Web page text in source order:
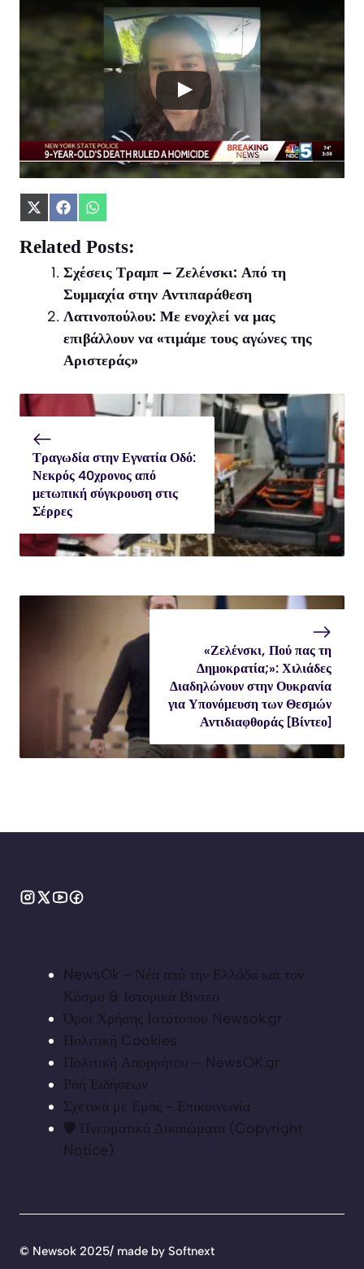
Share
X
(Twitter)
Share
Facebook
Share
WhatsApp
Related Posts:
Σχέσεις Τραμπ – Ζελένσκι: Από τη
Συμμαχία στην Αντιπαράθεση
Λατινοπούλου: Με ενοχλεί να μας
επιβάλλουν να «τιμάμε τους αγώνες της
Αριστεράς»
Τραγωδία στην Εγνατία Οδό:
Νεκρός 40χρονος από
μετωπική σύγκρουση στις
Σέρρες
«Ζελένσκι, Πού πας τη
Δημοκρατία;»: Χιλιάδες
Διαδηλώνουν στην Ουκρανία
για Υπονόμευση των Θεσμών
Αντιδιαφθοράς [Βίντεο]
NewsOk - Νέα από την Ελλάδα και τον
Κόσμο & Ιστορικά Βίντεο
Όροι Χρήσης Ιστότοπου Newsok.gr
Πολιτική Cookies
Πολιτική Απορρήτου – NewsOK.gr
Ροή Ειδήσεων
Σχετικά με Εμάς - Επικοινωνία
🛡️ Πνευματικά Δικαιώματα (Copyright
Notice)
© Newsok 2025/ made by Softnext